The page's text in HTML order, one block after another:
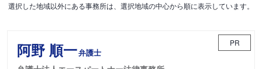
選択した地域以外にある事務所は、選択地域の中心から順に表示しています。
阿野 順一弁護士
PR